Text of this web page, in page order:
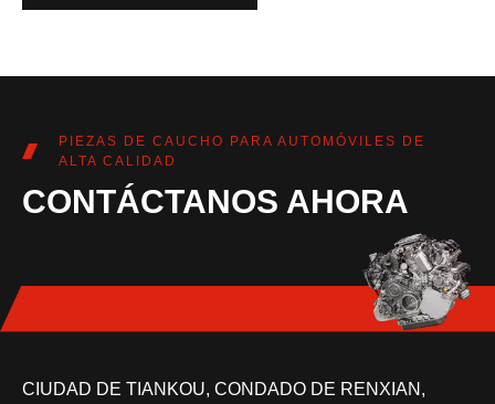
PIEZAS DE CAUCHO PARA AUTOMÓVILES DE
ALTA CALIDAD
CONTÁCTANOS AHORA
CIUDAD DE TIANKOU, CONDADO DE RENXIAN,